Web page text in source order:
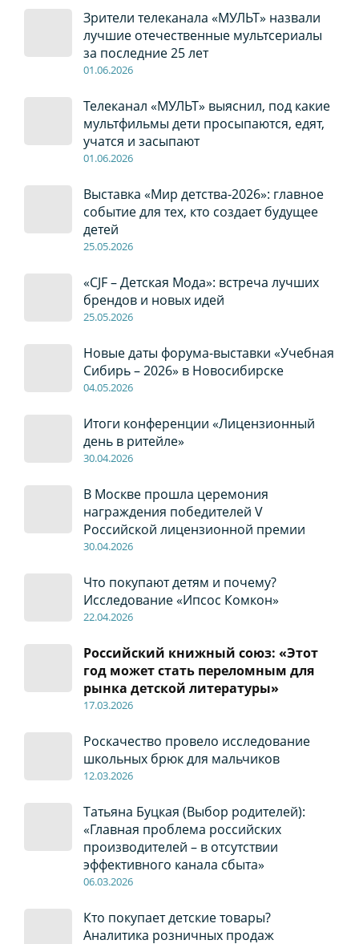
Зрители телеканала «МУЛЬТ» назвали
лучшие отечественные мультсериалы
за последние 25 лет
01.06.2026
Телеканал «МУЛЬТ» выяснил, под какие
мультфильмы дети просыпаются, едят,
учатся и засыпают
01.06.2026
Выставка «Мир детства-2026»: главное
событие для тех, кто создает будущее
детей
25.05.2026
«CJF – Детская Мода»: встреча лучших
брендов и новых идей
25.05.2026
Новые даты форума-выставки «Учебная
Сибирь – 2026» в Новосибирске
04.05.2026
Итоги конференции «Лицензионный
день в ритейле»
30.04.2026
В Москве прошла церемония
награждения победителей V
Российской лицензионной премии
30.04.2026
Что покупают детям и почему?
Исследование «Ипсос Комкон»
22.04.2026
Российский книжный союз: «Этот
год может стать переломным для
рынка детской литературы»
17.03.2026
Роскачество провело исследование
школьных брюк для мальчиков
12.03.2026
Татьяна Буцкая (Выбор родителей):
«Главная проблема российских
производителей – в отсутствии
эффективного канала сбыта»
06.03.2026
Кто покупает детские товары?
Аналитика розничных продаж